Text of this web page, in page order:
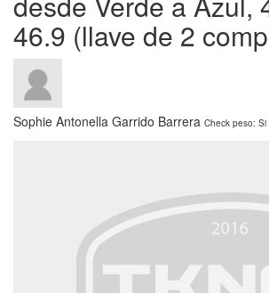
46.9 (llave de 2
Sophie Antonella Garrido Barrera Check peso: Si